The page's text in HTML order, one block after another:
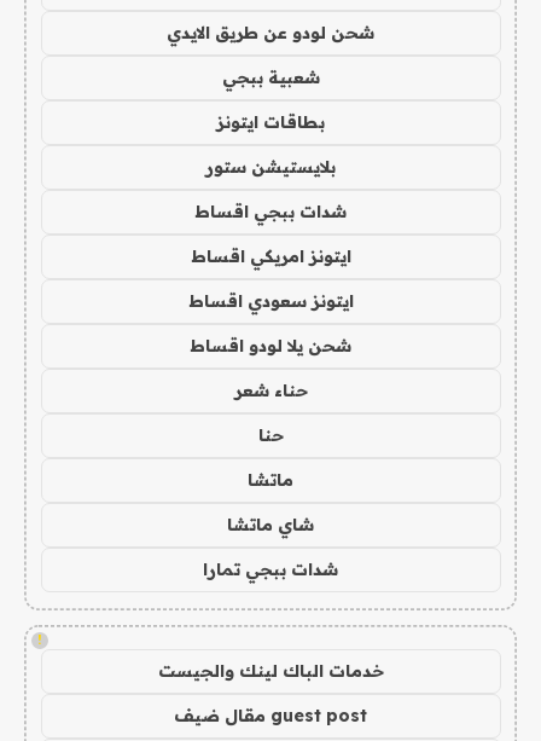
شحن لودو عن طريق الايدي
شعبية ببجي
بطاقات ايتونز
بلايستيشن ستور
شدات ببجي اقساط
ايتونز امريكي اقساط
ايتونز سعودي اقساط
شحن يلا لودو اقساط
حناء شعر
حنا
ماتشا
شاي ماتشا
شدات ببجي تمارا
!
خدمات الباك لينك والجيست
guest post مقال ضيف